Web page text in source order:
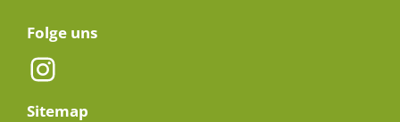
Folge uns
Instagram
Sitemap